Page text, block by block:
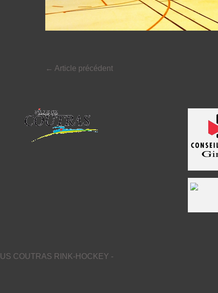
← Article précédent
US COUTRAS RINK-HOCKEY -